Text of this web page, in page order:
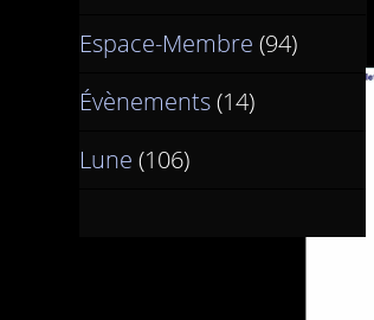
Espace-Membre (94)
Évènements(14)
Lune (106)